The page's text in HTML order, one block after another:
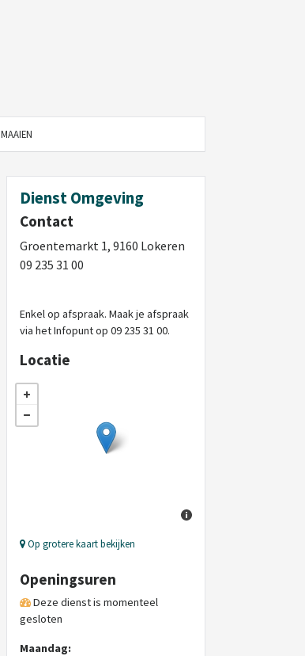
MAAIEN
Dienst Omgeving
Contact
Groentemarkt 1, 9160 Lokeren
09 235 31 00
Enkel op afspraak. Maak je afspraak
via het Infopunt op 09 235 31 00.
Locatie
Op grotere kaart bekijken
Openingsuren
Deze dienst is momenteel
gesloten
Maandag: